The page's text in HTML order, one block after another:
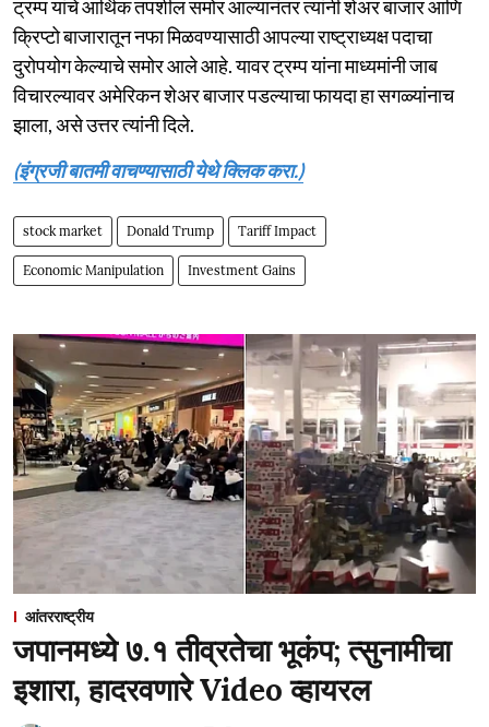
ट्रम्प यांचे आर्थिक तपशील समोर आल्यानंतर त्यांनी शेअर बाजार आणि
क्रिप्टो बाजारातून नफा मिळवण्यासाठी आपल्या राष्ट्राध्यक्ष पदाचा
दुरोपयोग केल्याचे समोर आले आहे. यावर ट्रम्प यांना माध्यमांनी जाब
विचारल्यावर अमेरिकन शेअर बाजार पडल्याचा फायदा हा सगळ्यांनाच
झाला, असे उत्तर त्यांनी दिले.
(इंग्रजी बातमी वाचण्यासाठी येथे क्लिक करा.)
stock market Donald Trump Tariff Impact
Economic Manipulation Investment Gains
आंतरराष्ट्रीय
जपानमध्ये ७.१ तीव्रतेचा भूकंप; त्सुनामीचा
इशारा, हादरवणारे Video व्हायरल